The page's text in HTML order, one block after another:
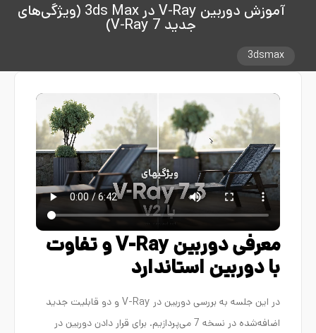
آموزش دوربین V-Ray در 3ds Max (ویژگی‌های
جدید V-Ray 7)
3dsmax
معرفی دوربین V-Ray و تفاوت
با دوربین استاندارد
در این جلسه به بررسی دوربین در V-Ray و دو قابلیت جدید
اضافه‌شده در نسخه 7 می‌پردازیم. برای قرار دادن دوربین در